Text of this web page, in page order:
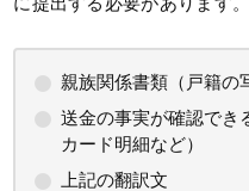
親族関係書類（戸籍の
送金の事実が確認でき
カード明細など）
上記の翻訳文